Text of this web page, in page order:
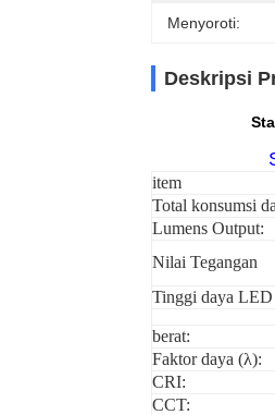
Menyoroti:
Deskripsi
item
Total konsumsi
Lumens Output:
Nilai Tegangan
Tinggi daya LED
berat:
Faktor daya (λ):
CRI:
CCT: